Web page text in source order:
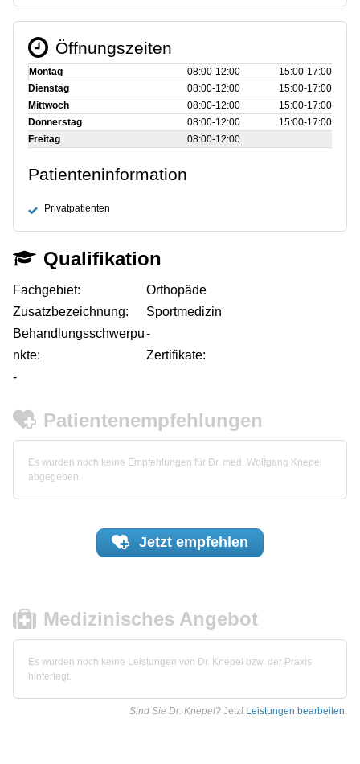
Öffnungszeiten
Montag 08:00‑12:00
15:00‑17:00
Dienstag
08:00‑12:00
15:00‑17:00
Mittwoch
08:00‑12:00
15:00‑17:00
Donnerstag
08:00‑12:00
15:00‑17:00
Freitag
08:00‑12:00
Patienteninformation
Privatpatienten
Qualifikation
Fachgebiet:
Orthopäde
Zusatzbezeichnung:
Sportmedizin
Behandlungsschwerpu
nkte:
-
Zertifikate:
-
Patientenempfehlungen
Es wurden noch keine Empfehlungen für Dr. med. Wolfgang Knepel
abgegeben.
Jetzt empfehlen
Medizinisches Angebot
Es wurden noch keine Leistungen von Dr. Knepel bzw. der Praxis
hinterlegt.
Sind Sie Dr. Knepel? Jetzt Leistungen bearbeiten.